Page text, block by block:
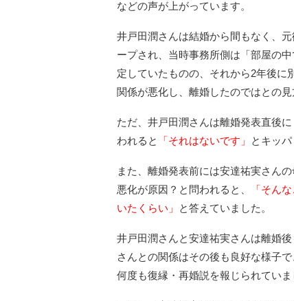
などの声が上がっています。
井戸田潤さんは結婚から間もなく、
ープされ、当時事務所側は「部屋の
定していたものの、それから2年後に
関係が悪化し、離婚したのではとの見
ただ、井戸田潤さんは離婚発表直後
われると
「それはないです」 とキッパ
また、離婚発表前には安達祐実さん
悪化が原因？と問われると、
「そん
いたくらい」
と答えていました。
井戸田潤さんと安達祐実さんは離婚
さんとの関係はその後も良好な様子
何度も復縁・再婚説を報じられていま